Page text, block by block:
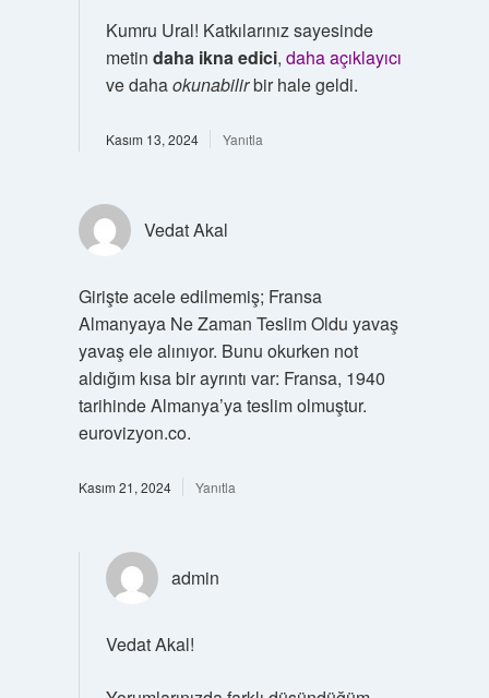
Kumru Ural! Katkılarınız sayesinde
metin daha ikna edici, daha açıklayıcı
ve dahaokunabilirbir hale geldi.
Kasım 13, 2024 Yanıtla
Vedat Akal
Girişte acele edilmemiş; Fransa
Almanyaya Ne Zaman Teslim Oldu yavaş
yavaş ele alınıyor. Bunu okurken not
aldığım kısa bir ayrıntı var: Fransa, 1940
tarihinde Almanya’ya teslim olmuştur.
eurovizyon.co.
Kasım 21, 2024 Yanıtla
admin
Vedat Akal!